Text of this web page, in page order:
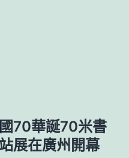
70華誕70米書
展在廣州開幕